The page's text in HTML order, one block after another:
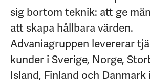
sig bortom teknik: att ge
att skapa hållbara värden.
Advaniagruppen levererar
kunder i Sverige, Norge,
Island, Finland och